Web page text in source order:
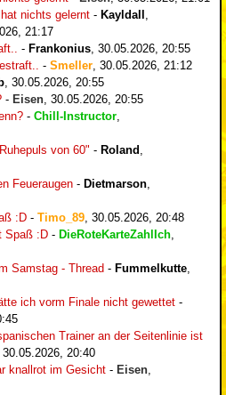
nichts gelernt - Kayldall
21:17
- Frankonius 30.05.2026, 20:55
- Smeller 30.05.2026, 21:12
30.05.2026, 20:55
- Eisen 30.05.2026, 20:55
- Chill-Instructor
von 60" - Roland
Feueraugen - Dietmarson
:D - Timo_89 30.05.2026, 20:48
Spaß :D - DieRoteKarteZahlIch
Samstag - Thread - Fummelkutte
ich vorm Finale nicht gewettet -
Trainer an der Seitenlinie ist
30.05.2026, 20:40
knallrot im Gesicht - Eisen